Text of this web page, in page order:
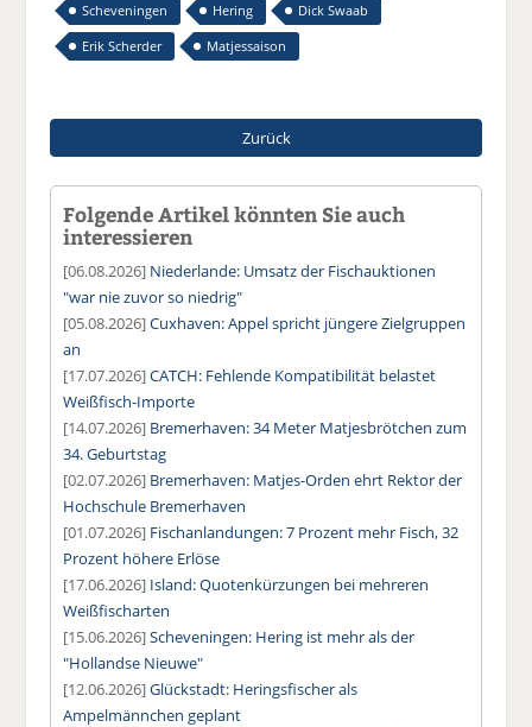
Scheveningen
Hering
Dick Swaab
Erik Scherder
Matjessaison
Zurück
Folgende Artikel könnten Sie auch
interessieren
[06.08.2026] Niederlande: Umsatz der Fischauktionen
"war nie zuvor so niedrig"
[05.08.2026]Cuxhaven: Appel spricht jüngere Zielgruppen
an
[17.07.2026]CATCH: Fehlende Kompatibilität belastet
Weißfisch-Importe
[14.07.2026] Bremerhaven: 34 Meter Matjesbrötchen zum
34. Geburtstag
[02.07.2026] Bremerhaven: Matjes-Orden ehrt Rektor der
Hochschule Bremerhaven
[01.07.2026] Fischanlandungen: 7 Prozent mehr Fisch, 32
Prozent höhere Erlöse
[17.06.2026] Island: Quotenkürzungen bei mehreren
Weißfischarten
[15.06.2026]Scheveningen: Hering ist mehr als der
"Hollandse Nieuwe"
[12.06.2026]Glückstadt: Heringsfischer als
Ampelmännchen geplant